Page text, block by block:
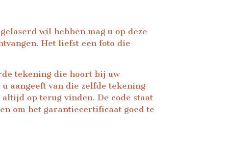
wil hebben mag u op deze
Het liefst een foto die
tekening die hoort bij uw
aangeeft van die zelfde tekening
op terug vinden. De code staat
om het garantiecertificaat goed te